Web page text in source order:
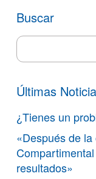
Buscar
Search
for:
Últimas
¿Tienes un
«Después de
resultados»